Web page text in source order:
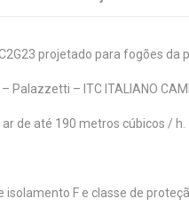
projetado para fogões da
Palazzetti – ITC ITALIANO
de até 190 metros cúbicos / h.
F e classe de